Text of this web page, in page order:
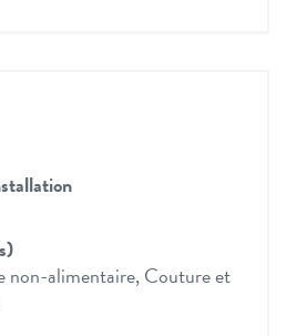
non-alimentaire, Couture et